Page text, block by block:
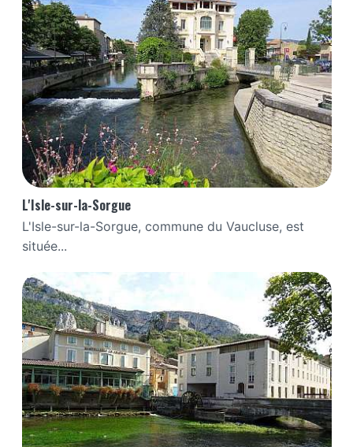
L'Isle-sur-la-Sorgue
L'Isle-sur-la-Sorgue, commune du Vaucluse, est
située...